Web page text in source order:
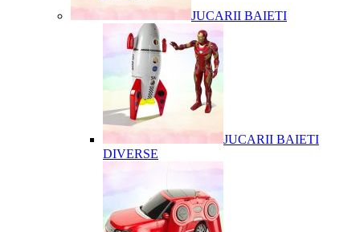
JUCARII BAIETI
JUCARII BAIETI
DIVERSE